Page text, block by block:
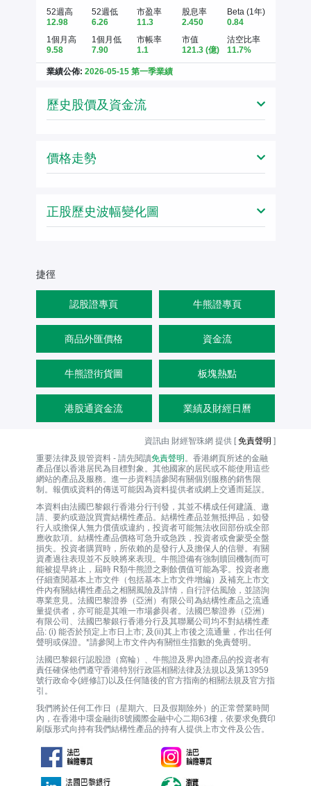
52週高
12.98
52週低
6.26
市盈率
11.3
股息率
2.450
Beta (1年)
0.84
1個月高
9.58
1個月低
7.90
市帳率
1.1
市值
121.3 (億)
沽空比率
11.7%
業績公佈: 2026-05-15 第一季業績
歷史股價及資金流
價格走勢
正股歷史波幅變化圖
捷徑
認股證專頁 牛熊證專頁
商品外匯價格 資金流
牛熊證街貨圖 板塊熱點
港股通資金流 業績及財經日曆
資訊由 財經智珠網 提供 [免責聲明 ]
重要法律及規管資料 - 請先閱讀免責聲明 。香港網頁所述的金融
產品僅以香港居民為目標對象。其他國家的居民或不能使用這些
網站的產品及服務。進一步資料請參閱有關個別服務的銷售限
制。報價或資料的傳送可能因為資料提供者或網上交通而延誤。
本資料由法國巴黎銀行香港分行刊發，其並不構成任何建議、邀
請、要約或遊說買賣結構性產品。結構性產品並無抵押品，如發
行人或擔保人無力償債或違約，投資者可能無法收回部份或全部
應收款項。結構性產品價格可急升或急跌，投資者或會蒙受全盤
損失。投資者購買時，所依賴的是發行人及擔保人的信譽。有關
資產過往表現並不反映將來表現。牛熊證備有強制贖回機制而可
能被提早終止，屆時 R類牛熊證之剩餘價值可能為零。投資者應
仔細查閱基本上市文件（包括基本上市文件增編）及補充上市文
件內有關結構性產品之相關風險及詳情，自行評估風險，並諮詢
專業意見。法國巴黎證券（亞洲）有限公司為結構性產品之流通
量提供者，亦可能是其唯一巿場參與者。法國巴黎證券（亞洲）
有限公司、法國巴黎銀行香港分行及其聯屬公司均不對結構性產
品: (i) 能否於預定上市日上市; 及(ii)其上市後之流通量，作出任何
聲明或保證。*請參閱上市文件內有關恒生指數的免責聲明。
法國巴黎銀行認股證（窩輪）、牛熊證及界內證產品的投資者有
責任確保他們遵守香港特別行政區相關法律及法規以及第13959
號行政命令(經修訂)以及任何隨後的官方指南的相關法規及官方指
引。
我們將於任何工作日（星期六、日及假期除外）的正常營業時間
內，在香港中環金融街8號國際金融中心二期63樓，依要求免費印
刷版形式向持有我們結構性產品的持有人提供上市文件及公告。